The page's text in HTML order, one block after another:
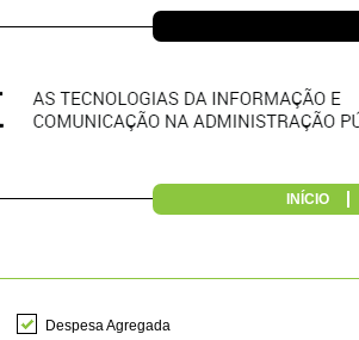
INÍCIO
Despesa Agregada